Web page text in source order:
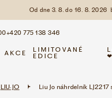
Od dne 3. 8. do 16. 8. 2026
+420 775 138 346
AKCE
LIMITOVANÉ
EDICE
❤
LIU·JO Liu Jo náhrdelník